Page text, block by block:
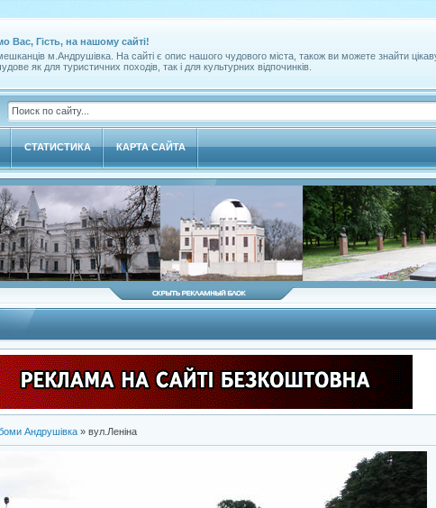
Вас, Гість, на нашому сайті!
м.Андрушівка. На сайті є опис нашого чудового міста, також ви можете знайти
як для туристичних походів, так і для культурних відпочинків.
СТАТИСТИКА КАРТА САЙТА
Андрушівка» вул.Леніна